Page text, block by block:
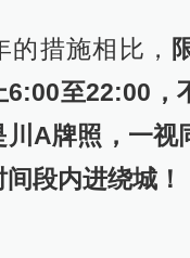
的措施相比，
6:00至22:00，
川A牌照，一视
段内进绕城！